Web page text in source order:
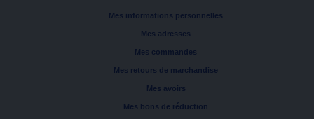
Mes informations personnelles
Mes adresses
Mes commandes
Mes retours de marchandise
Mes avoirs
Mes bons de réduction